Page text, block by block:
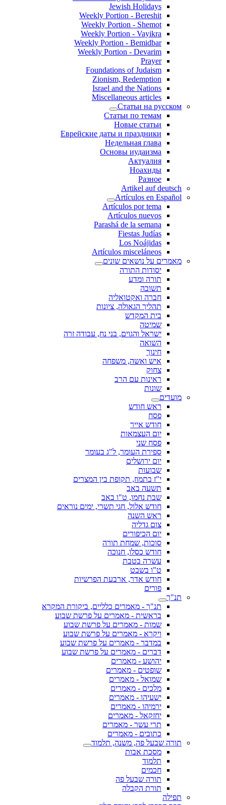
Jewish Holidays
Weekly Portion - Bereshit
Weekly Portion - Shemot
Weekly Portion - Vayikra
Weekly Portion - Bemidbar
Weekly Portion - Devarim
Prayer
Foundations of Judaism
Zionism, Redemption
Israel and the Nations
Miscellaneous articles
Статьи на русском
Статьи по темам
Новые статьи
Еврейские даты и праздники
Недельная глава
Основы иудаизма
Актуалия
Ноахиды
Разное
Artikel auf deutsch
Artículos en Español
Artículos por tema
Artículos nuevos
Parashá de la semana
Fiestas Judías
Los Noájidas
Artículos misceláneos
מאמרים על נושאים שונים
יסודות התורה
תורה ומדע
תשובה
חברה ואקטואליה
תהליך הגאולה, ציונות
בית המקדש
שמיטה
ישראל והגוים, בני נח, עבודה זרה
השואה
חינוך
איש ואשה, משפחה
צחוק
ראינות עם הרב
שונות
מועדים
ראש חודש
פסח
חודש אייר
יום העצמאות
פסח שני
ספירת העומר, ל"ג בעומר
יום ירושלים
שבועות
י"ז בתמוז, תקופת בין המצרים
תשעה באב
שבת נחמו, ט"ו באב
חודש אלול, חגי תשרי, ימים נוראים
ראש השנה
צום גדליה
יום הכיפורים
סוכות, שמחת תורה
חודש כסלו, חנוכה
עשרה בטבת
ט"ו בשבט
חודש אדר, ארבעת הפרשיות
פורים
תנ"ך
תנ"ך - מאמרים כלליים, ביקורת המקרא
בראשית - מאמרים על פרשת שבוע
שמות - מאמרים על פרשת שבוע
ויקרא - מאמרים על פרשת שבוע
במדבר - מאמרים על פרשת שבוע
דברים - מאמרים על פרשת שבוע
יהושע - מאמרים
שופטים - מאמרים
שמואל - מאמרים
מלכים - מאמרים
ישעיהו - מאמרים
ירמיהו - מאמרים
יחזקאל - מאמרים
תרי עשר - מאמרים
כתובים - מאמרים
תורה שבעל פה, משנה, תלמוד
מסכת אבות
תלמוד
חכמים
תורה שבעל פה
תורת הקבלה
תפילה